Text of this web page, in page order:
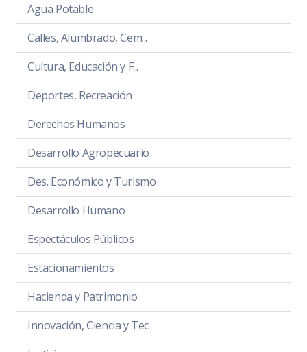
Agua Potable
Calles, Alumbrado, Cem...
Cultura, Educación y F...
Deportes, Recreación
Derechos Humanos
Desarrollo Agropecuario
Des. Económico y Turismo
Desarrollo Humano
Espectáculos Públicos
Estacionamientos
Hacienda y Patrimonio
Innovación, Ciencia y Tec